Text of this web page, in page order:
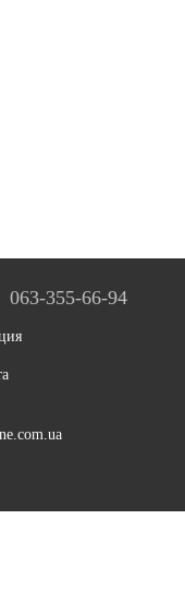
063-355-66-94